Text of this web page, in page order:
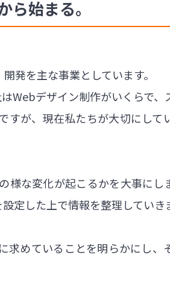
始まる。
発を主な事業としています。
Webデザイン制作がいくらで、
すが、現在私たちが大切にして
様な変化が起こるかを大事にし
定した上で情報を整理していき
求めていることを明らかにし、